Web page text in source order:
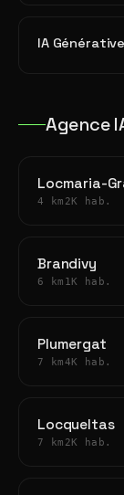
IA Générative
Agence
Locmaria-
4 km 2K hab.
Brandivy
6 km 1K hab.
Plumergat
7 km4K hab.
Locqueltas
7 km 2K hab.